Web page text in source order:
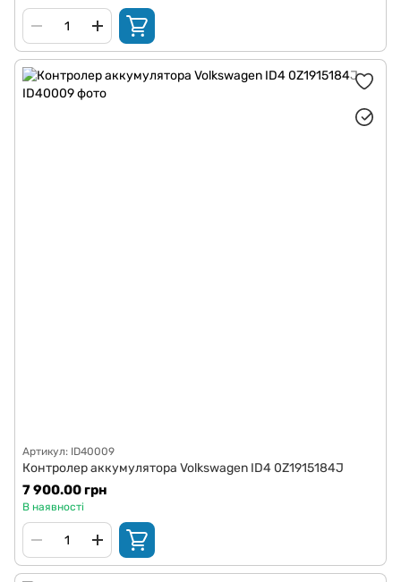
Артикул: ID40009
Контролер аккумулятора Volkswagen ID4 0Z1915184J
7 900.00 грн
В наявності